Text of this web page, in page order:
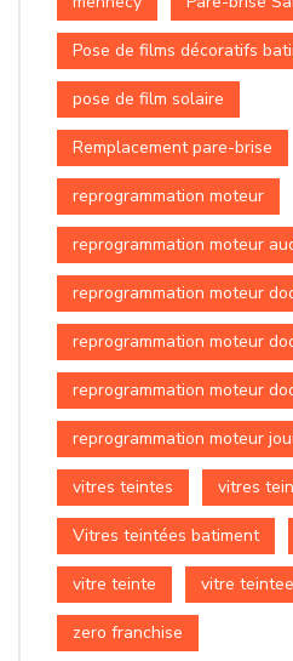
Pose de films décoratifs
pose de film solaire
Remplacement pare-brise
reprogrammation moteur
reprogrammation moteur
reprogrammation moteur
reprogrammation moteur
reprogrammation moteur
reprogrammation moteur
vitres teintes vitres
Vitres teintées batiment
vitre teinte vitre teintee
zero franchise